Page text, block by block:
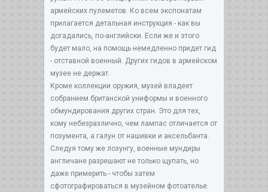
армейских пулеметов. Ко всем экспонатам
прилагается детальная инструкция - как вы
догадались, по-английски. Если же и этого
будет мало, на помощь немедленно придет гид
- отставной военный. Других гидов в армейском
музее не держат.
Кроме коллекции оружия, музей владеет
собранием британской униформы и военного
обмундирования других стран. Это для тех,
кому небезразлично, чем лампас отличается от
позумента, а галун от нашивки и аксельбанта.
Следуя тому же лозунгу, военные мундиры
англичане разрешают не только щупать, но
даже примерить - чтобы затем
сфотографироваться в музейном фотоателье.